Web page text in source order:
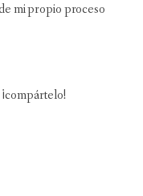
mi propio proceso